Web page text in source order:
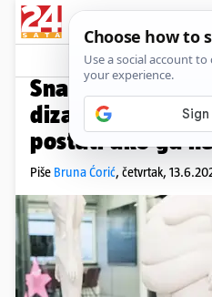
RAZGOVOR S DAVOROM
Snaga prvog
dizajn nije
postati ako ga
Piše Bruna Ćorić, četvrtak,